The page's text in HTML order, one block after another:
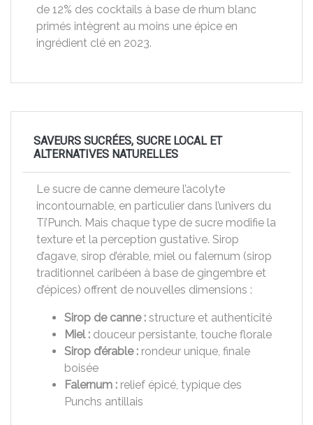
de 12% des cocktails à base de rhum blanc
primés intègrent au moins une épice en
ingrédient clé en 2023.
SAVEURS SUCRÉES, SUCRE LOCAL ET
ALTERNATIVES NATURELLES
Le sucre de canne demeure l’acolyte
incontournable, en particulier dans l’univers du
Ti’Punch. Mais chaque type de sucre modifie la
texture et la perception gustative. Sirop
d’agave, sirop d’érable, miel ou falernum (sirop
traditionnel caribéen à base de gingembre et
d’épices) offrent de nouvelles dimensions :
Sirop de canne : structure et authenticité
Miel : douceur persistante, touche florale
Sirop d’érable : rondeur unique, finale
boisée
Falernum : relief épicé, typique des
Punchs antillais